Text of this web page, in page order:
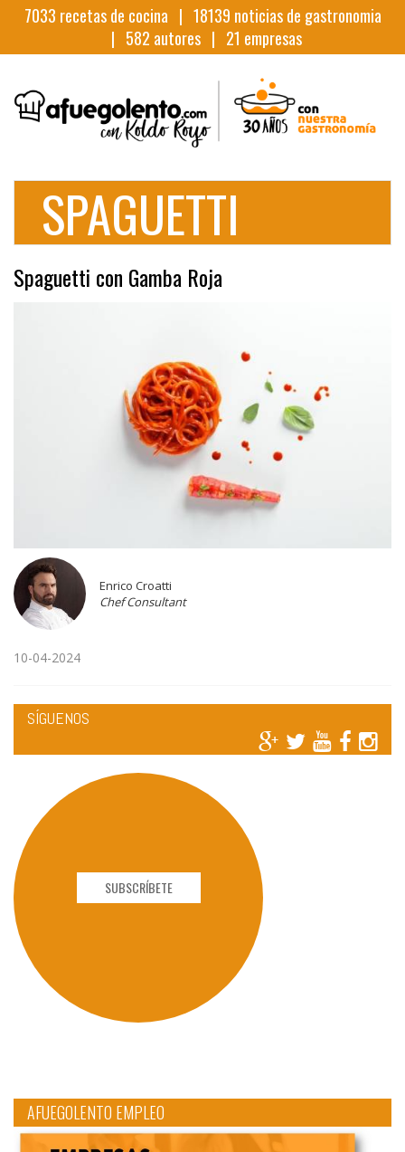
7033 recetas de cocina | 18139 noticias de gastronomia
| 582 autores | 21 empresas
SPAGUETTI
Spaguetti con Gamba Roja
Enrico Croatti
Chef Consultant
10-04-2024
SÍGUENOS
SUBSCRÍBETE
AFUEGOLENTO EMPLEO